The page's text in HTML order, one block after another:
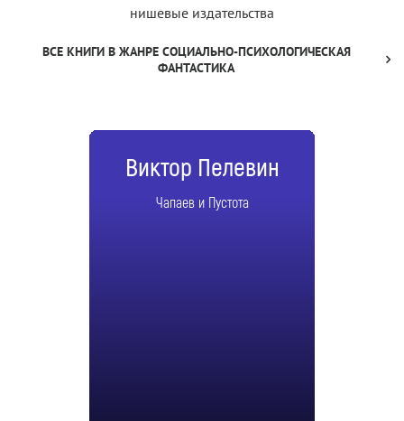
нишевые издательства
ВСЕ КНИГИ В ЖАНРЕ СОЦИАЛЬНО-ПСИХОЛОГИЧЕСКАЯ
ФАНТАСТИКА
Виктор Пелевин
Чапаев и Пустота